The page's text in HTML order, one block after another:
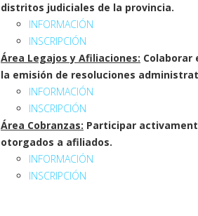
distritos judiciales de la provincia.
INFORMACIÓN
INSCRIPCIÓN
Área Legajos y Afiliaciones: Colaborar
la emisión de resoluciones
INFORMACIÓN
INSCRIPCIÓN
Área Cobranzas: Participar
otorgados a afiliados.
INFORMACIÓN
INSCRIPCIÓN